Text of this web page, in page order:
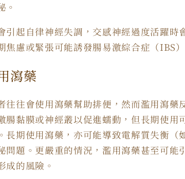
。
引起自律神經失調，交感神經過度活躍
焦慮或緊張可能誘發腸易激綜合症（IBS
瀉藥
往往會使用瀉藥幫助排便，然而濫用瀉
腸黏膜或神經叢以促進蠕動，但長期使
長期使用瀉藥，亦可能導致電解質失衡（
問題。更嚴重的情況，濫用瀉藥甚至可
成的風險。